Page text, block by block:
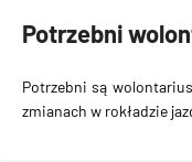
Potrzebni
Potrzebni są
zmianach w rokładzie